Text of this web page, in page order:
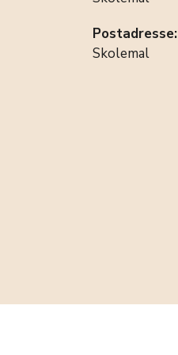
Postadresse:
Skolemal